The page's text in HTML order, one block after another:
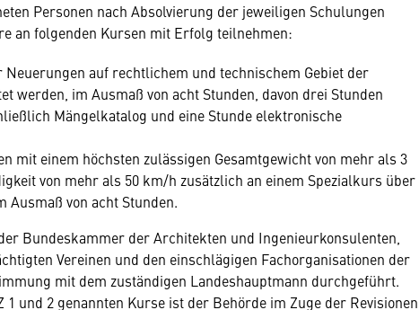
Personen nach Absolvierung der jeweiligen Schulungen
an folgenden Kursen mit Erfolg teilnehmen:
auf rechtlichem und technischem Gebiet der
werden, im Ausmaß von acht Stunden, davon drei Stunden
Mängelkatalog und eine Stunde elektronische
mit einem höchsten zulässigen Gesamtgewicht von mehr als 3
von mehr als 50 km/h zusätzlich an einem Spezialkurs über
Ausmaß von acht Stunden.
Bundeskammer der Architekten und Ingenieurkonsulenten,
Vereinen und den einschlägigen Fachorganisationen der
mit dem zuständigen Landeshauptmann durchgeführt.
und 2 genannten Kurse ist der Behörde im Zuge der Revisionen